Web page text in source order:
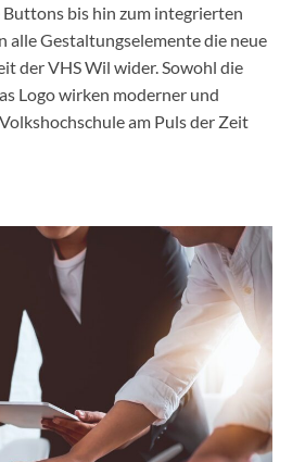
bis hin zum integrierten
alle Gestaltungselemente die neue
der VHS Wil wider. Sowohl die
Logo wirken moderner und
am Puls der Zeit